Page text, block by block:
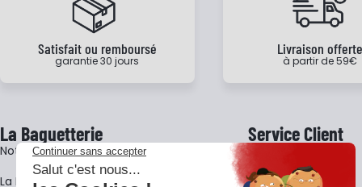
Satisfait ou remboursé
garantie 30 jours
Livraison
à partir de 59€
La Baguetterie
Notre histoire
La BagShow
Service Client
Garantie 3 ans